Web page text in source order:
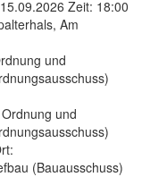
Zeit: 18:00
Am
und
und
(Bauausschuss)